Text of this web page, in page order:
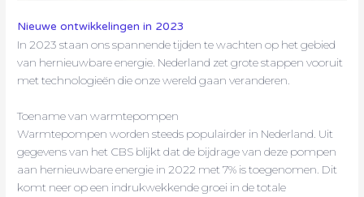
Nieuwe ontwikkelingen in 2023
In 2023 staan ons spannende tijden te wachten op het gebied
van hernieuwbare energie. Nederland zet grote stappen vooruit
met technologieën die onze wereld gaan veranderen.
Toename van warmtepompen
Warmtepompen worden steeds populairder in Nederland. Uit
gegevens van het CBS blijkt dat de bijdrage van deze pompen
aan hernieuwbare energie in 2022 met 7% is toegenomen. Dit
komt neer op een indrukwekkende groei in de totale